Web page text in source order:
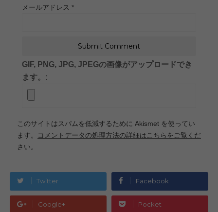
メールアドレス *
GIF, PNG, JPG, JPEGの画像がアップロードでき
ます。:
このサイトはスパムを低減するために Akismet を使ってい
ます。
コメントデータの処理方法の詳細はこちらをご覧くだ
さい。
Twitter Facebook
Google+ Pocket